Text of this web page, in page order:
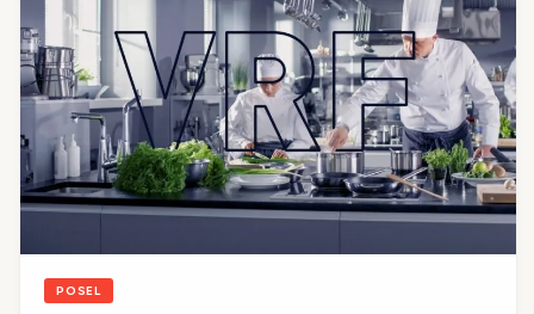
POSEL